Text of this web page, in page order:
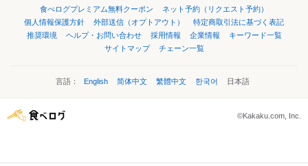
食べログプレミアム無料クーポン
ネット予約（リクエスト予約）
個人情報保護方針
外部送信（オプトアウト）
特定商取引法に基づく表記
推奨環境
ヘルプ・お問い合わせ 採用情報 企業情報
キーワード一覧
サイトマップ
チェーン一覧
言語： English 简体中文 繁體中文 한국어 日本語
©Kakaku.com, Inc.